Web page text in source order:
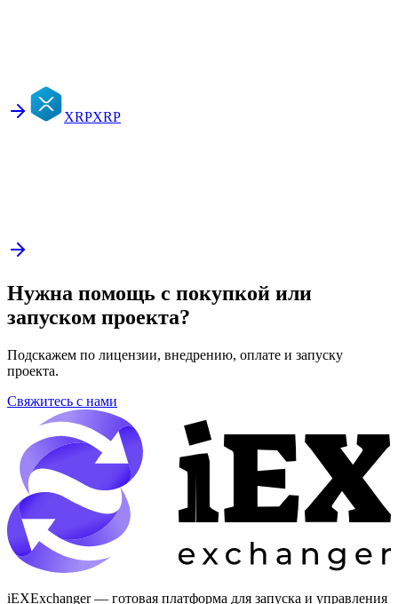
XRPXRP
Нужна помощь с покупкой или
запуском проекта?
Подскажем по лицензии, внедрению, оплате и запуску
проекта.
Свяжитесь с нами
iEXExchanger — готовая платформа для запуска и управления